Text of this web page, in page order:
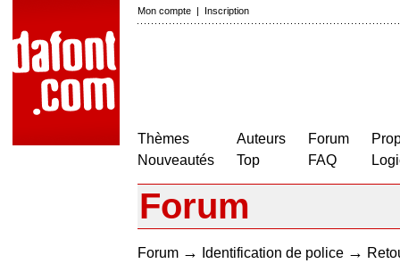
Mon compte | Inscription
Thèmes
Nouveautés
Auteurs
Top
Forum
FAQ
Forum
Forum → Identification de police →